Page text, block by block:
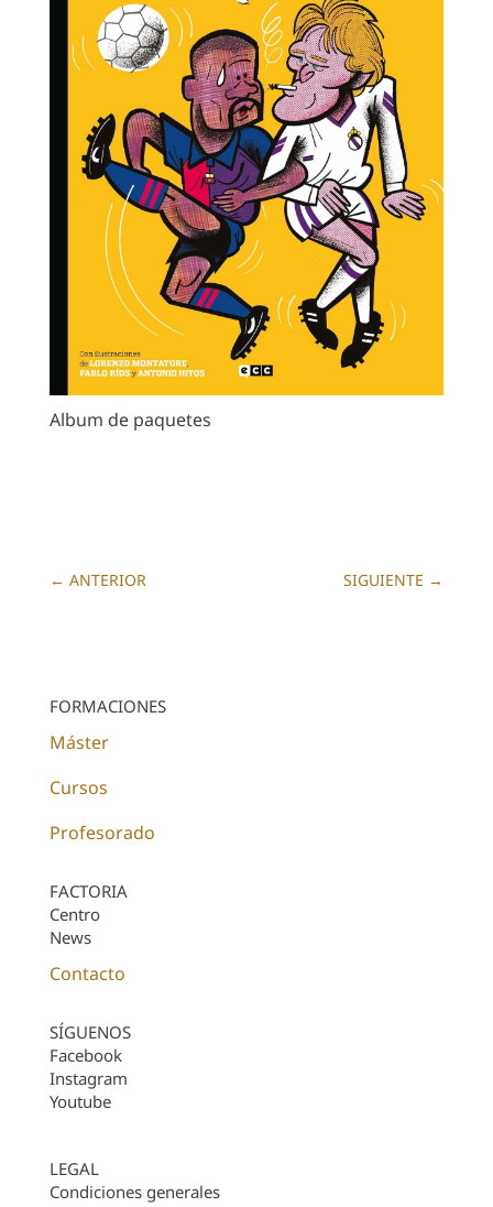
Album de paquetes
← ANTERIOR SIGUIENTE →
FORMACIONES
Máster
Cursos
Profesorado
FACTORIA
Centro
News
Contacto
SÍGUENOS
Facebook
Instagram
Youtube
LEGAL
Condiciones generales